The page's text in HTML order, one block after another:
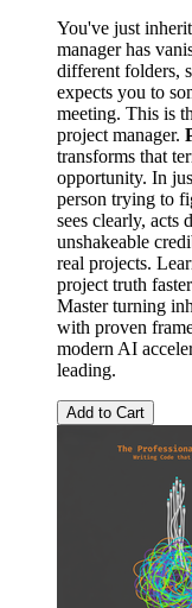
You've just
manager has
different folders,
expects you to
meeting. This is
project manager.
transforms that
opportunity. In
person trying to
sees clearly, acts
unshakeable
real projects.
project truth
Master turning
with proven
modern AI
leading.
Add to Cart